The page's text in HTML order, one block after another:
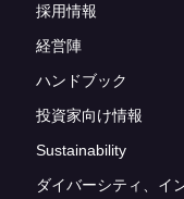
採用情報
経営陣
ハンドブック
投資家向け情報
Sustainability
ダイバーシティ、イ